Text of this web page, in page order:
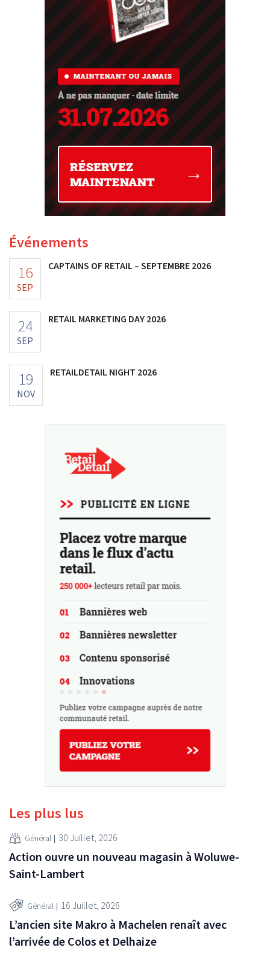
Événements
16
SEP
CAPTAINS OF RETAIL – SEPTEMBRE 2026
24
SEP
RETAIL MARKETING DAY 2026
19
NOV
RETAILDETAIL NIGHT 2026
Les plus lus
Général 30 Juillet, 2026
Action ouvre un nouveau magasin à Woluwe-
Saint-Lambert
Général 16 Juillet, 2026
L’ancien site Makro à Machelen renaît avec
l’arrivée de Colos et Delhaize